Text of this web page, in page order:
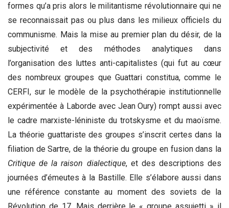
formes qu’a pris alors le militantisme révolutionnaire qui ne
se reconnaissait pas ou plus dans les milieux officiels du
communisme. Mais la mise au premier plan du désir, de la
subjectivité et des méthodes analytiques dans
l’organisation des luttes anti-capitalistes (qui fut au cœur
des nombreux groupes que Guattari constitua, comme le
CERFI, sur le modèle de la psychothérapie institutionnelle
expérimentée à Laborde avec Jean Oury) rompt aussi avec
le cadre marxiste-léniniste du trotskysme et du maoïsme.
La théorie guattariste des groupes s’inscrit certes dans la
filiation de Sartre, de la théorie du groupe en fusion dans la
Critique de la raison dialectique, et des descriptions des
journées d’émeutes à la Bastille. Elle s’élabore aussi dans
une référence constante au moment des soviets de la